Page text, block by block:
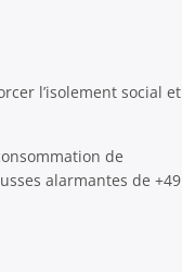
l’isolement social et
de
alarmantes de +49